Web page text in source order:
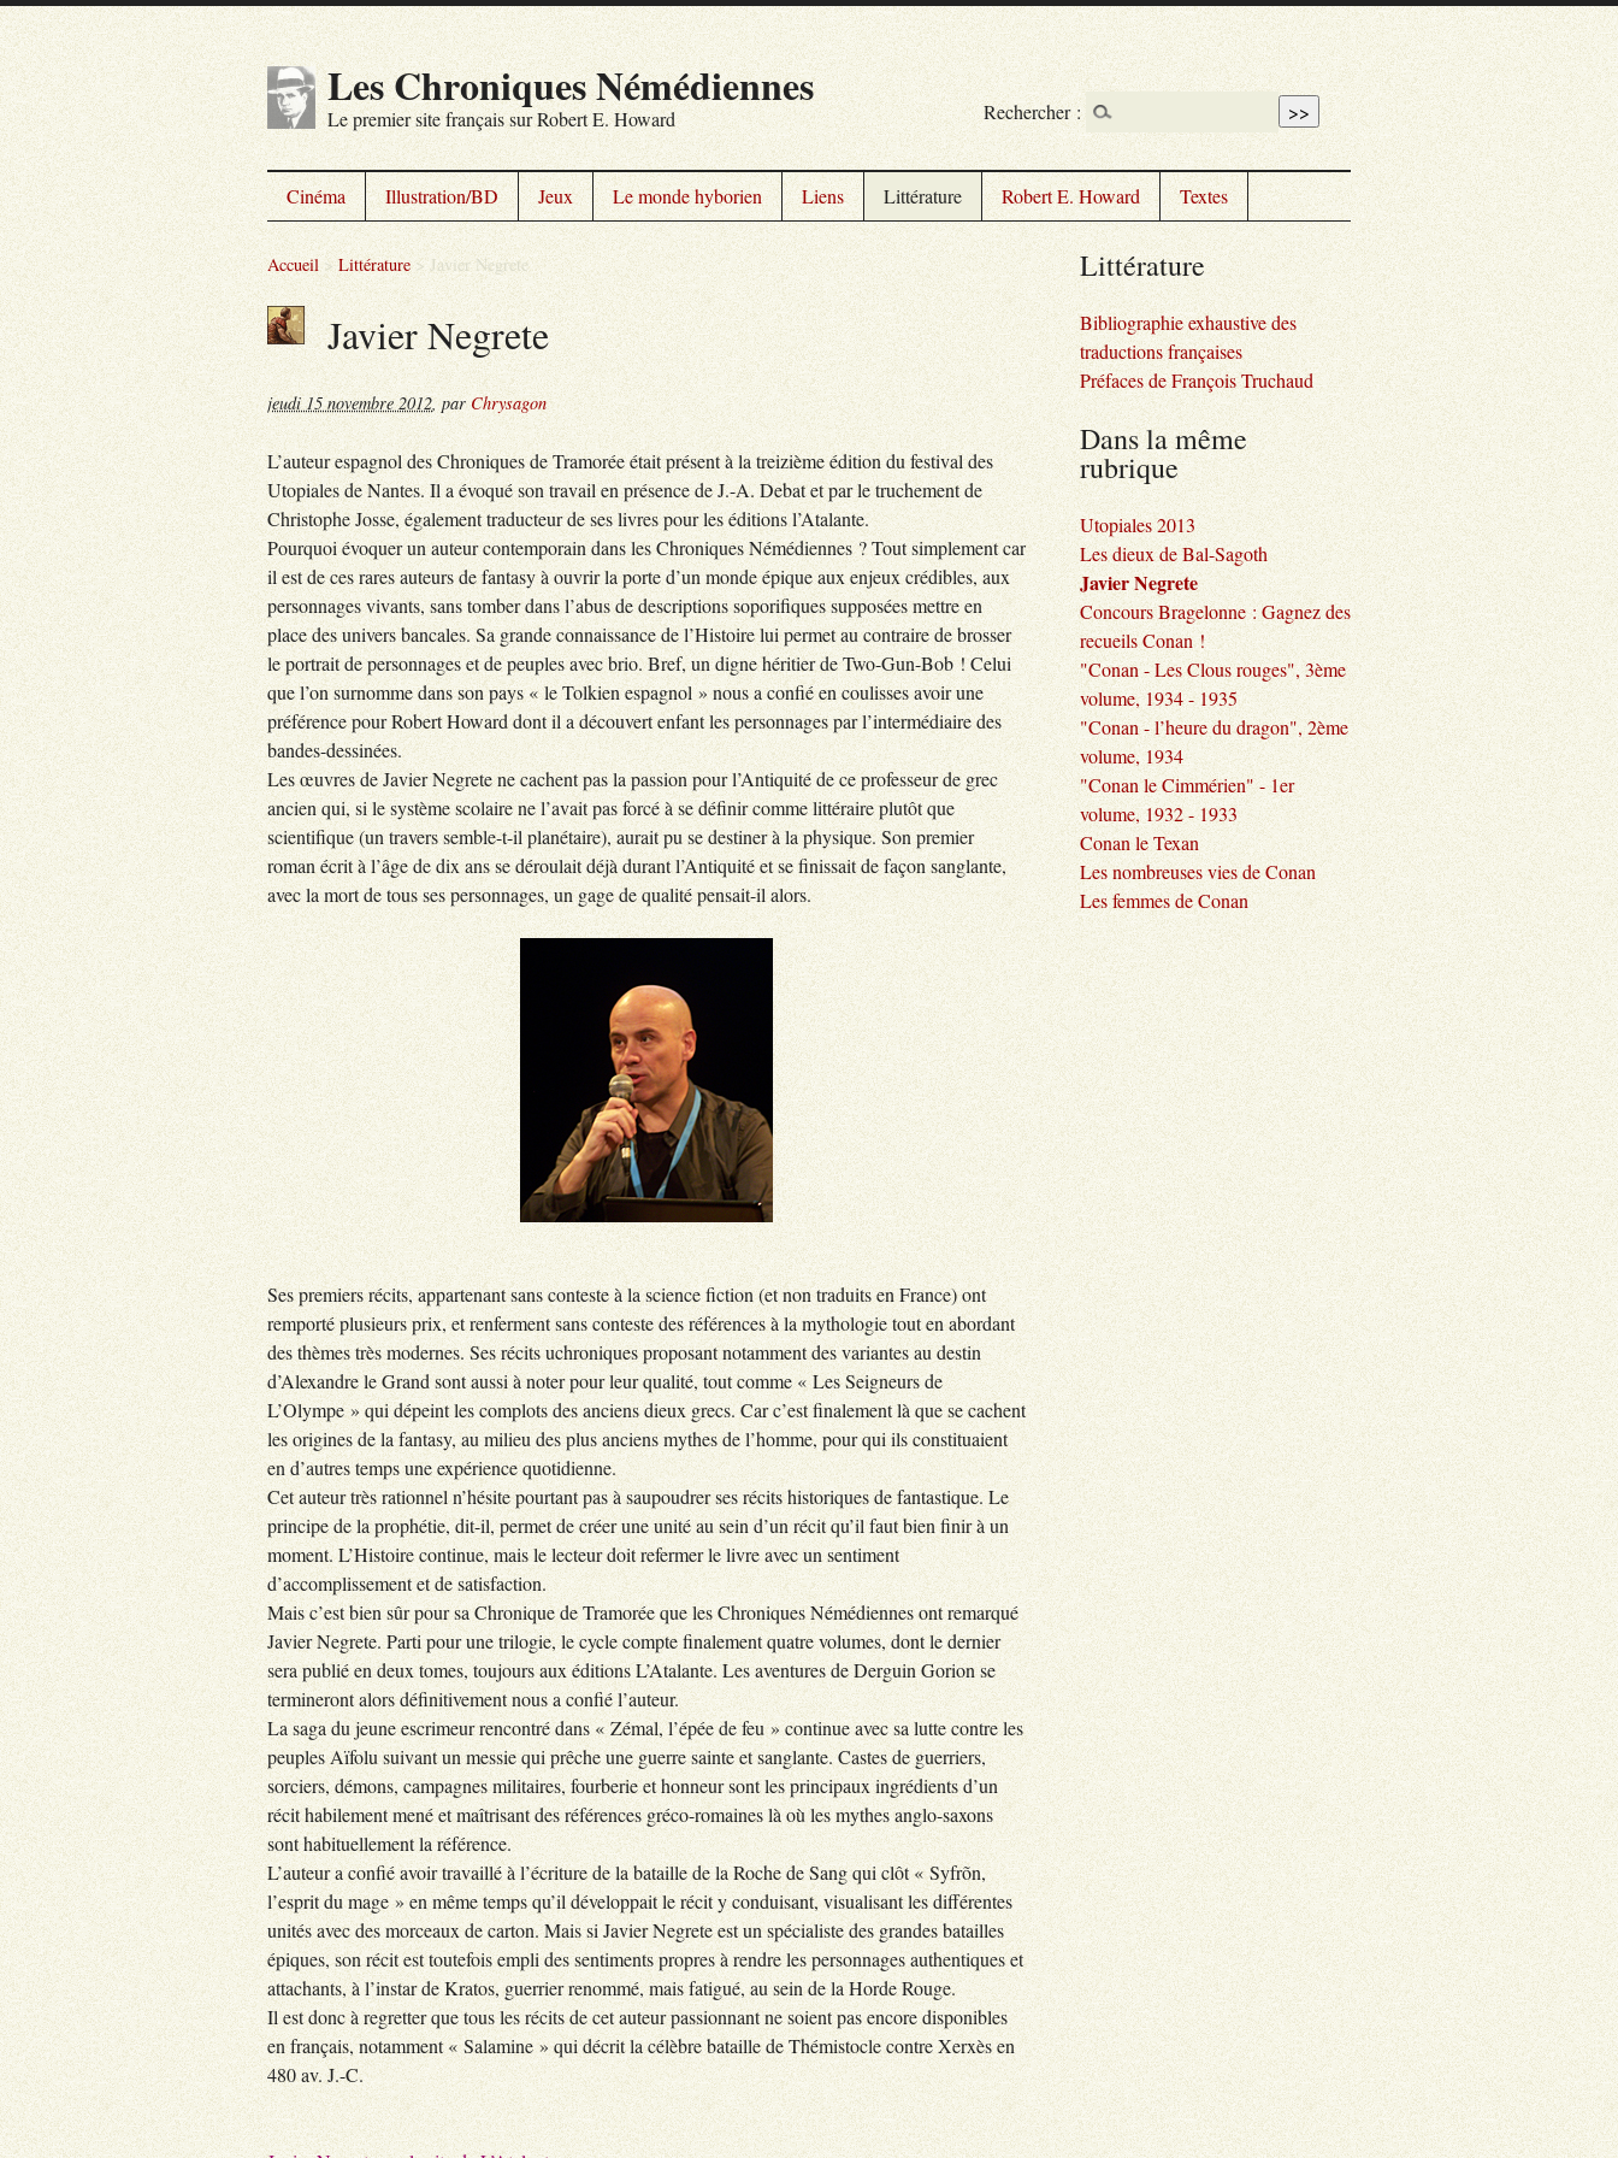
Les Chroniques Némédiennes
Le premier site français sur Robert E. Howard
Cinéma Illustration/BD Jeux Le monde hyborien Liens Littérature Robert E. Howard Textes
Accueil>Littérature>Javier Negrete
Javier Negrete
jeudi 15 novembre 2012, parChrysagon
L’auteur espagnol des Chroniques de Tramorée était présent à la treizième édition du festival des
Utopiales de Nantes. Il a évoqué son travail en présence de J.-A. Debat et par le truchement de
Christophe Josse, également traducteur de ses livres pour les éditions l’Atalante.
Pourquoi évoquer un auteur contemporain dans les Chroniques Némédiennes ? Tout simplement car
il est de ces rares auteurs de fantasy à ouvrir la porte d’un monde épique aux enjeux crédibles, aux
personnages vivants, sans tomber dans l’abus de descriptions soporifiques supposées mettre en
place des univers bancales. Sa grande connaissance de l’Histoire lui permet au contraire de brosser
le portrait de personnages et de peuples avec brio. Bref, un digne héritier de Two-Gun-Bob ! Celui
que l’on surnomme dans son pays « le Tolkien espagnol » nous a confié en coulisses avoir une
préférence pour Robert Howard dont il a découvert enfant les personnages par l’intermédiaire des
bandes-dessinées.
Les œuvres de Javier Negrete ne cachent pas la passion pour l’Antiquité de ce professeur de grec
ancien qui, si le système scolaire ne l’avait pas forcé à se définir comme littéraire plutôt que
scientifique (un travers semble-t-il planétaire), aurait pu se destiner à la physique. Son premier
roman écrit à l’âge de dix ans se déroulait déjà durant l’Antiquité et se finissait de façon sanglante,
avec la mort de tous ses personnages, un gage de qualité pensait-il alors.
Ses premiers récits, appartenant sans conteste à la science fiction (et non traduits en France) ont
remporté plusieurs prix, et renferment sans conteste des références à la mythologie tout en abordant
des thèmes très modernes. Ses récits uchroniques proposant notamment des variantes au destin
d’Alexandre le Grand sont aussi à noter pour leur qualité, tout comme « Les Seigneurs de
L’Olympe » qui dépeint les complots des anciens dieux grecs. Car c’est finalement là que se cachent
les origines de la fantasy, au milieu des plus anciens mythes de l’homme, pour qui ils constituaient
en d’autres temps une expérience quotidienne.
Cet auteur très rationnel n’hésite pourtant pas à saupoudrer ses récits historiques de fantastique. Le
principe de la prophétie, dit-il, permet de créer une unité au sein d’un récit qu’il faut bien finir à un
moment. L’Histoire continue, mais le lecteur doit refermer le livre avec un sentiment
d’accomplissement et de satisfaction.
Mais c’est bien sûr pour sa Chronique de Tramorée que les Chroniques Némédiennes ont remarqué
Javier Negrete. Parti pour une trilogie, le cycle compte finalement quatre volumes, dont le dernier
sera publié en deux tomes, toujours aux éditions L’Atalante. Les aventures de Derguin Gorion se
termineront alors définitivement nous a confié l’auteur.
La saga du jeune escrimeur rencontré dans « Zémal, l’épée de feu » continue avec sa lutte contre les
peuples Aïfolu suivant un messie qui prêche une guerre sainte et sanglante. Castes de guerriers,
sorciers, démons, campagnes militaires, fourberie et honneur sont les principaux ingrédients d’un
récit habilement mené et maîtrisant des références gréco-romaines là où les mythes anglo-saxons
sont habituellement la référence.
L’auteur a confié avoir travaillé à l’écriture de la bataille de la Roche de Sang qui clôt « Syfrõn,
l’esprit du mage » en même temps qu’il développait le récit y conduisant, visualisant les différentes
unités avec des morceaux de carton. Mais si Javier Negrete est un spécialiste des grandes batailles
épiques, son récit est toutefois empli des sentiments propres à rendre les personnages authentiques et
attachants, à l’instar de Kratos, guerrier renommé, mais fatigué, au sein de la Horde Rouge.
Il est donc à regretter que tous les récits de cet auteur passionnant ne soient pas encore disponibles
en français, notamment « Salamine » qui décrit la célèbre bataille de Thémistocle contre Xerxès en
480 av. J.-C.
Littérature
Bibliographie exhaustive des
traductions françaises
Préfaces de François Truchaud
Rechercher :
Dans la même
rubrique
Utopiales 2013
Les dieux de Bal-Sagoth
Javier Negrete
Concours Bragelonne : Gagnez des
recueils Conan !
"Conan - Les Clous rouges", 3ème
volume, 1934 - 1935
"Conan - l’heure du dragon", 2ème
volume, 1934
"Conan le Cimmérien" - 1er
volume, 1932 - 1933
Conan le Texan
Les nombreuses vies de Conan
Les femmes de Conan